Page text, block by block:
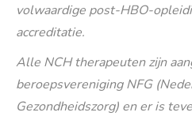
volwaardige post-HBO-
accreditatie.
Alle NCH therapeuten zijn
beroepsvereniging NFG
Gezondheidszorg) en er is